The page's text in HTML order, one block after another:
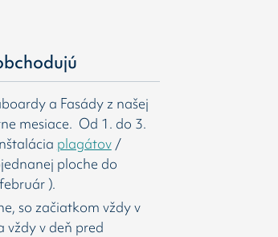
a Fasády z našej
mesiace. Od 1. do 3.
plagátov/
ploche do
).
so začiatkom vždy v
vždy v deň pred